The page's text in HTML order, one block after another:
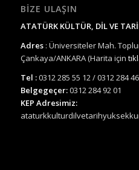
BIZE ULAŞIN
ATATÜRK KÜLTÜR, DİL VE
Adres : Üniversiteler Mah.
Çankaya/ANKARA (Harita için
Tel :0312 285 55 12 / 0312 284
Belgegeçer:0312 284 92 01
KEP Adresimiz: